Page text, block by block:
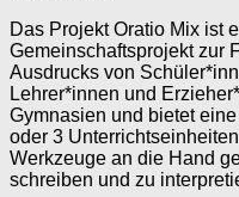
Das Projekt Oratio Mix ist
Gemeinschaftsprojekt zur
Ausdrucks von
Lehrer*innen und
Gymnasien und bietet
oder 3
Werkzeuge an die Hand
schreiben und zu